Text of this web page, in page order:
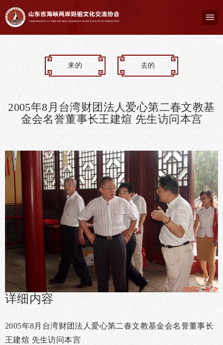
来的 去的
2005年8月台湾财团法人爱心第二春文教基
金会名誉董事长王建煊 先生访问本宫
详细内容
2005年8月台湾财团法人爱心第二春文教基金会名誉董事长
王建煊 先生访问本宫